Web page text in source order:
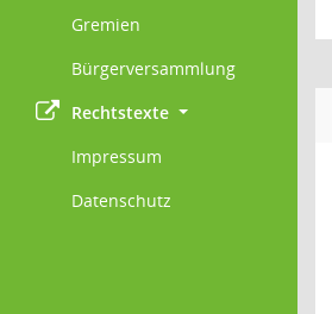
Gremien
Bürgerversammlung
Rechtstexte
Impressum
Datenschutz